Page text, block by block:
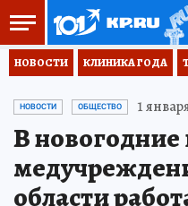
НОВОСТИ КЛИНИКА ГОДА
НОВОСТИ ОБЩЕСТВО 1
В
области